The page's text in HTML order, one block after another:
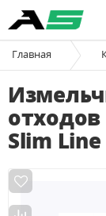
Главная
отходов
Slim Line